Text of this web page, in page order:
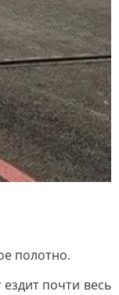
полотно.
почти весь